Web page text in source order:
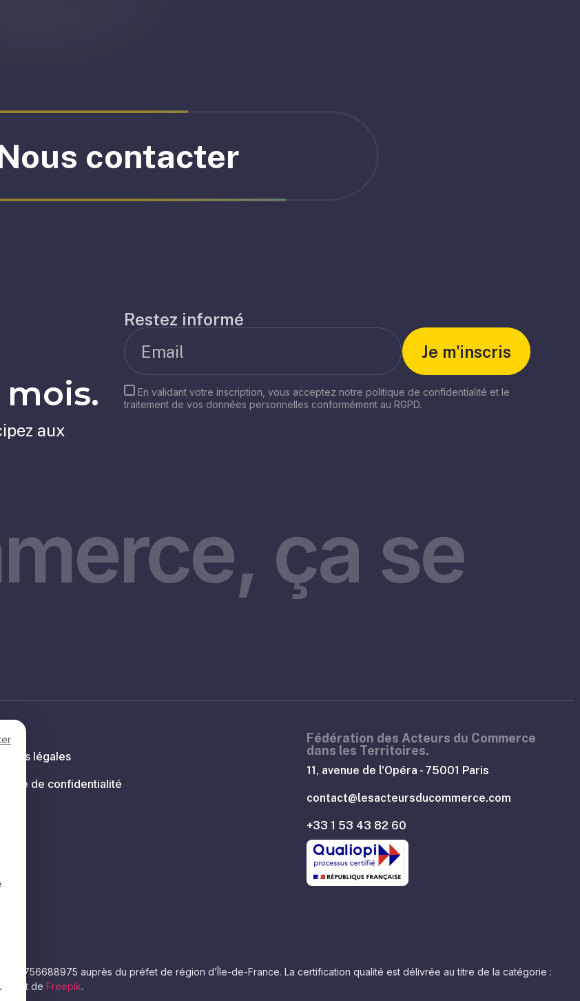
contacter
aux
Restez informé
En validant votre inscription, vous acceptez notre politique de confidentialité et le
traitement de vos données personnelles conformément au RGPD.
ça se
légales
de confidentialité
Fédération des Acteurs du Commerce
dans les Territoires.
11, avenue de l'Opéra - 75001 Paris
contact@lesacteursducommerce.com
+33 1 53 43 82 60
11756688975 auprès du préfet de région d’Île-de-France. La certification qualité est délivrée au titre de la catégorie :
de Freepik.